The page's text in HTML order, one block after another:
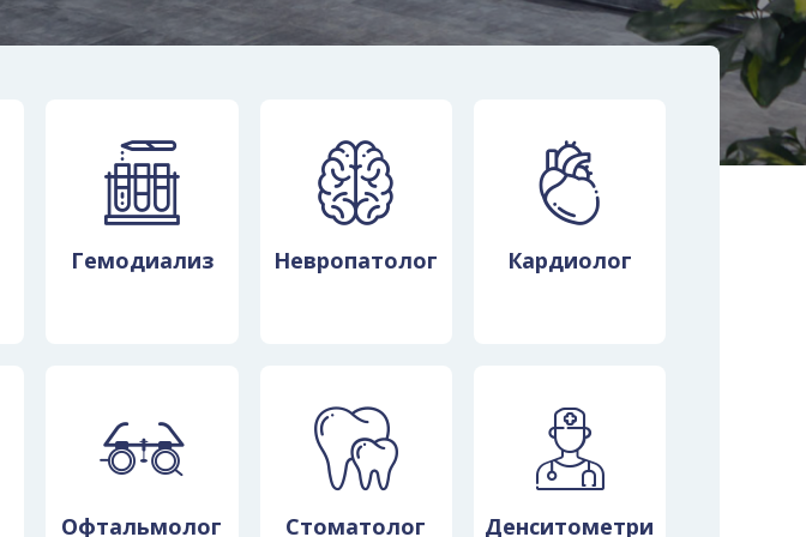
Clinic
Гемодиализ Невропатолог Кардиолог
Офтальмолог Стоматолог
Денситометри